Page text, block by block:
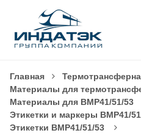
Главная
Материалы для
Материалы для BMP41/51/53
Этикетки и маркеры BMP41/
Этикетки BMP41/51/53